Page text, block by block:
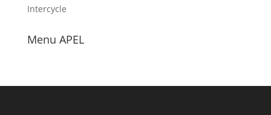
Intercycle
Menu APEL